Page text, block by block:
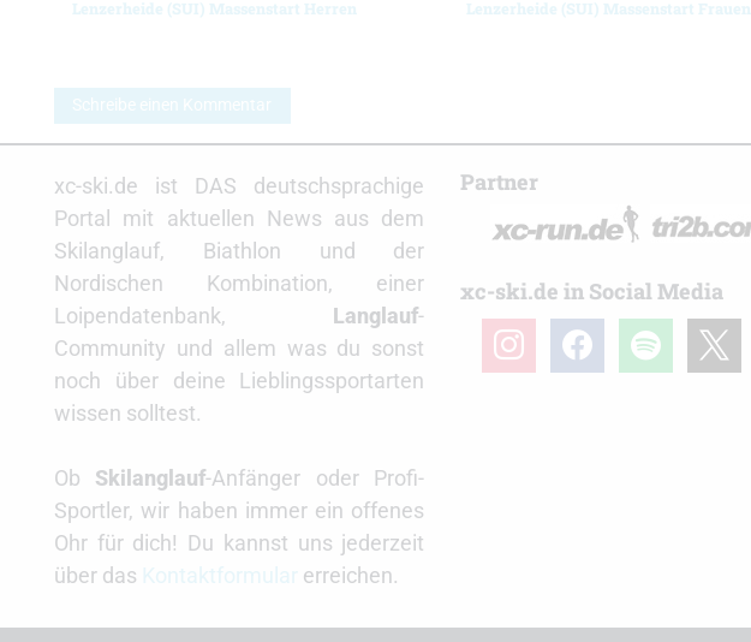
Lenzerheide (SUI) Massenstart Herren
Lenzerheide (SUI) Massenstart Frauen
Schreibe einen Kommentar
xc-ski.de ist DAS deutschsprachige
Portal mit aktuellen News aus dem
Skilanglauf, Biathlon und der
Nordischen Kombination, einer
Loipendatenbank, Langlauf-
Community und allem was du sonst
noch über deine Lieblingssportarten
wissen solltest.
Ob Skilanglauf-Anfänger oder Profi-
Sportler, wir haben immer ein offenes
Ohr für dich! Du kannst uns jederzeit
über das
erreichen.
Partner
xc-ski.de in Social Media
instagramfacebookspotify